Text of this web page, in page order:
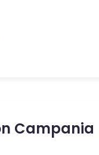
Campania